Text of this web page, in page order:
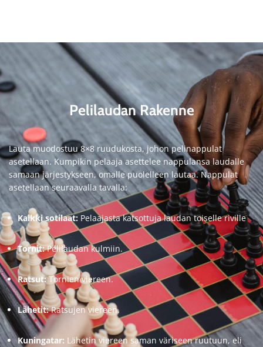
Pelilaudan Rakenne
Lauta muodostuu 8×8 ruudukosta, johon pelinappulat
asetellaan. Kumpikin pelaaja asettelee nappulansa laudalle
samaan järjestykseen, omalle puolelleen lautaa. Nappulat
asetellaan seuraavalla tavalla:
Kaikki sotilaat: Pelaajasta katsottuja laudan toiselle riville
Tornit:Pelilaudan kulmiin.
Ratsut:Tornien viereen.
Lähetit:Ratsujen viereen.
Kuningatar: Lähetin viereen saman väriseen ruutuun, eli